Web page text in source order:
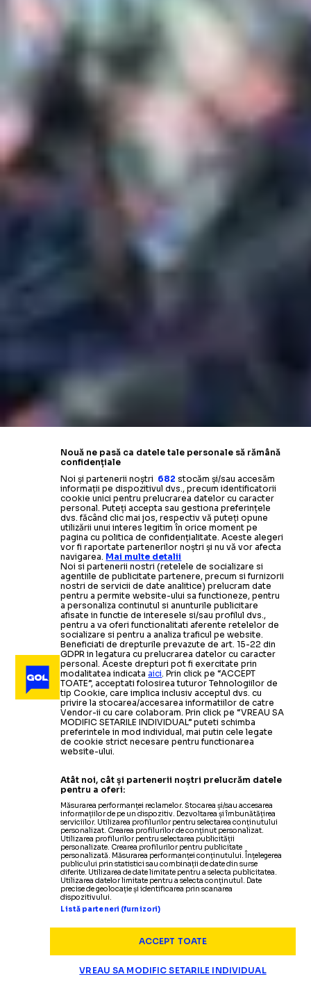
Galerie foto(31 imagini)
CITEȘTE ȘI
„DAVIDS-ASCHIMBAT”
Apropo de Pan Zhanle. Mi-ai spus, după
Da, e, cu siguranță, posibil. Am spus
Pan Zhanle nu a prins finala de la 100m
Da și nu. Sigur, campion olimpic ce nu e
Nouă ne pasă ca datele tale personale să rămână
confidențiale
Noi și partenerii noștri 682 stocăm și/sau accesăm
informații pe dispozitivul dvs., precum identificatorii
cookie unici pentru prelucrarea datelor cu caracter
personal. Puteți accepta sau gestiona preferințele
dvs. făcând clic mai jos, respectiv vă puteți opune
utilizării unui interes legitim în orice moment pe
pagina cu politica de confidențialitate. Aceste alegeri
vor fi raportate partenerilor noștri și nu vă vor afecta
navigarea. Mai multe detalii
Noi si partenerii nostri (retelele de socializare si
agentiile de publicitate partenere, precum si furnizorii
nostri de servicii de date analitice) prelucram date
pentru a permite website-ului sa functioneze, pentru
a personaliza continutul si anunturile publicitare
afisate in functie de interesele si/sau profilul dvs.,
pentru a va oferi functionalitati aferente retelelor de
socializare si pentru a analiza traficul pe website.
Beneficiati de drepturile prevazute de art. 15-22 din
GDPR in legatura cu prelucrarea datelor cu caracter
personal. Aceste drepturi pot fi exercitate prin
modalitatea indicataaici. Prin click pe “ACCEPT
TOATE”, acceptati folosirea tuturor Tehnologiilor de
tip Cookie, care implica inclusiv acceptul dvs. cu
privire la stocarea/accesarea informatiilor de catre
Vendor-ii cu care colaboram. Prin click pe “VREAU SA
MODIFIC SETARILE INDIVIDUAL” puteti schimba
preferintele in mod individual, mai putin cele legate
de cookie strict necesare pentru functionarea
website-ului.
Atât noi, cât și partenerii noștri prelucrăm datele
pentru a oferi:
Măsurarea performanței reclamelor. Stocarea și/sau accesarea
informațiilor de pe un dispozitiv. Dezvoltarea și îmbunătățirea
serviciilor. Utilizarea profilurilor pentru selectarea conținutului
personalizat. Crearea profilurilor de conținut personalizat.
Utilizarea profilurilor pentru selectarea publicității
personalizate. Crearea profilurilor pentru publicitate
personalizată. Măsurarea performanței conținutului. Înțelegerea
publicului prin statistici sau combinații de date din surse
diferite. Utilizarea de date limitate pentru a selecta publicitatea.
Utilizarea datelor limitate pentru a selecta conținutul. Date
precise de geolocație și identificarea prin scanarea
dispozitivului.
Listă parteneri (furnizori)
ACCEPT TOATE
VREAU SA MODIFIC SETARILE INDIVIDUAL